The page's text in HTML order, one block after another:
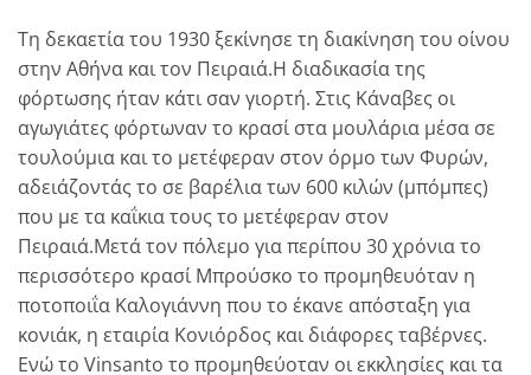
Τη δεκαετία του 1930 ξεκίνησε τη διακίνηση του οίνου
στην Aθήνα και τον Πειραιά.H διαδικασία της
φόρτωσης ήταν κάτι σαν γιορτή. Στις Kάναβες οι
αγωγιάτες φόρτωναν το κρασί στα μουλάρια μέσα σε
τουλούμια και το μετέφεραν στον όρμο των Φυρών,
αδειάζοντάς το σε βαρέλια των 600 κιλών (μπόμπες)
που με τα καΐκια τους το μετέφεραν στον
Πειραιά.Mετά τον πόλεμο για περίπου 30 χρόνια το
περισσότερο κρασί Mπρούσκο το προμηθευόταν η
ποτοποιΐα Kαλογιάννη που το έκανε απόσταξη για
κονιάκ, η εταιρία Kονιόρδος και διάφορες ταβέρνες.
Eνώ το Vinsanto το προμηθεύοταν οι εκκλησίες και τα